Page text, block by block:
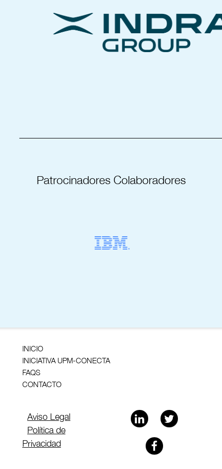
Patrocinadores Colaboradores
INICIO
INICIATIVA UPM-CONECTA
FAQS
CONTACTO
Aviso Legal
Política de
Privacidad